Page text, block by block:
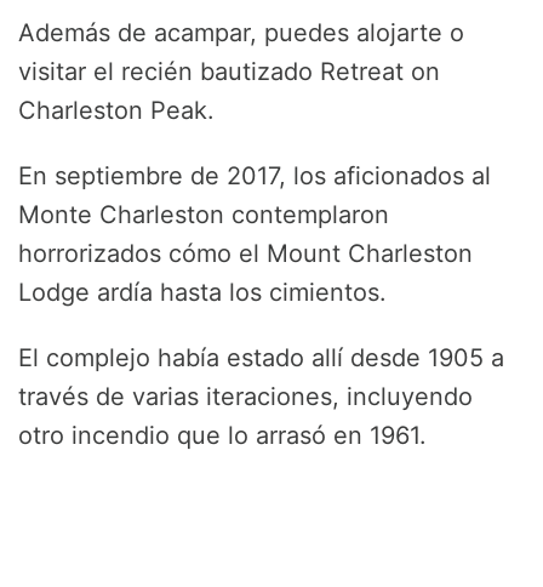
Además de acampar, puedes alojarte o
visitar el recién bautizado Retreat on
Charleston Peak.
En septiembre de 2017, los aficionados al
Monte Charleston contemplaron
horrorizados cómo el Mount Charleston
Lodge ardía hasta los cimientos.
El complejo había estado allí desde 1905 a
través de varias iteraciones, incluyendo
otro incendio que lo arrasó en 1961.